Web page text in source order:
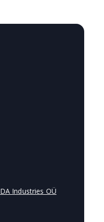
DA Industries OÜ